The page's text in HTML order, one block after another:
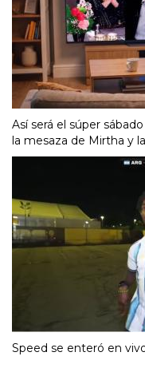
Así será el súper
la mesaza de Mirtha y
Speed se enteró en